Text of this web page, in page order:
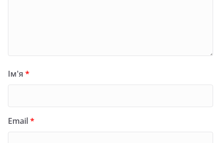
Ім'я *
Email*